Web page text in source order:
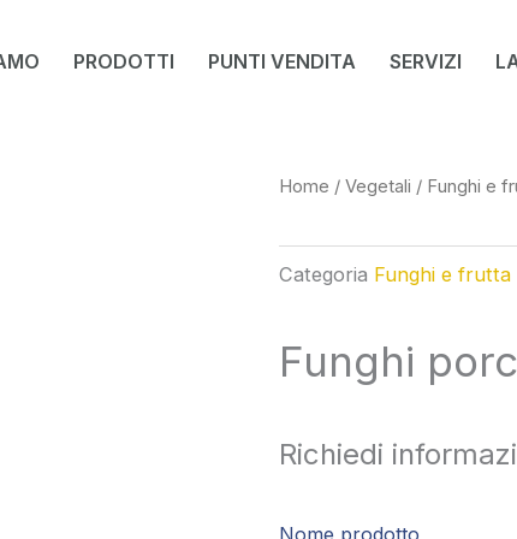
PRODOTTI PUNTI VENDITA SERVIZI
Home / Vegetali / Funghi e
Categoria Funghi e frutta
Funghi
Richiedi